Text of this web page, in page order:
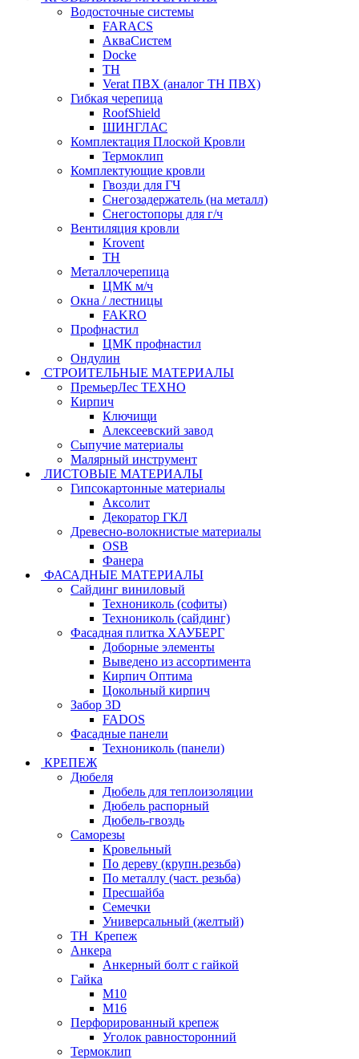
Водосточные системы
FARACS
АкваСистем
Docke
ТН
Verat ПВХ (аналог ТН ПВХ)
Гибкая черепица
RoofShield
ШИНГЛАС
Комплектация Плоской Кровли
Термоклип
Комплектующие кровли
Гвозди для ГЧ
Снегозадержатель (на металл)
Снегостопоры для г/ч
Вентиляция кровли
Krovent
ТН
Металлочерепица
ЦМК м/ч
Окна / лестницы
FAKRO
Профнастил
ЦМК профнастил
Ондулин
СТРОИТЕЛЬНЫЕ МАТЕРИАЛЫ
ПремьерЛес ТЕХНО
Кирпич
Ключищи
Алексеевский завод
Сыпучие материалы
Малярный инструмент
ЛИСТОВЫЕ МАТЕРИАЛЫ
Гипсокартонные материалы
Аксолит
Декоратор ГКЛ
Древесно-волокнистые материалы
OSB
Фанера
ФАСАДНЫЕ МАТЕРИАЛЫ
Сайдинг виниловый
Технониколь (софиты)
Технониколь (сайдинг)
Фасадная плитка ХАУБЕРГ
Доборные элементы
Выведено из ассортимента
Кирпич Оптима
Цокольный кирпич
Забор 3D
FADOS
Фасадные панели
Технониколь (панели)
КРЕПЕЖ
Дюбеля
Дюбель для теплоизоляции
Дюбель распорный
Дюбель-гвоздь
Саморезы
Кровельный
По дереву (крупн.резьба)
По металлу (част. резьба)
Пресшайба
Семечки
Универсальный (желтый)
ТН_Крепеж
Анкера
Анкерный болт с гайкой
Гайка
М10
М16
Перфорированный крепеж
Уголок равносторонний
Термоклип